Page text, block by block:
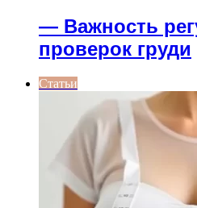
— Важность
проверок груди
Статьи